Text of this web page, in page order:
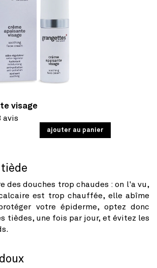
visage
avis
ajouter au panier
des douches trop chaudes : on l'a vu,
est trop chauffée, elle abîme
votre épiderme, optez donc
tièdes, une fois par jour, et évitez les